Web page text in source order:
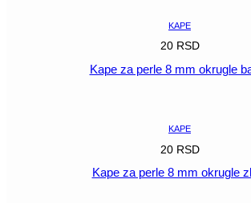
KAPE
20 RSD
Kape za perle 8 mm okrugle
KAPE
20 RSD
Kape za perle 8 mm okrugle